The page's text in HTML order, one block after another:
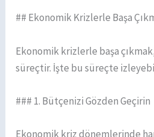
## Ekonomik Krizlerle Başa
Ekonomik krizlerle başa
süreçtir. İşte bu süreçte
### 1. Bütçenizi Gözden Geçirin
Ekonomik kriz dönemlerinde